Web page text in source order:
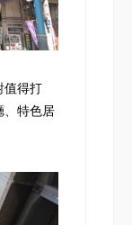
值得打
、特色居